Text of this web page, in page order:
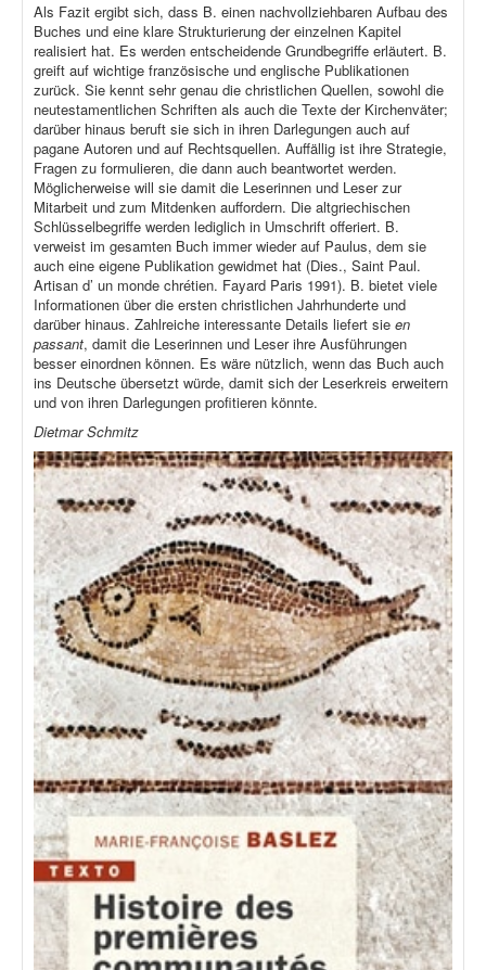
Als Fazit ergibt sich, dass B. einen nachvollziehbaren Aufbau des
Buches und eine klare Strukturierung der einzelnen Kapitel
realisiert hat. Es werden entscheidende Grundbegriffe erläutert. B.
greift auf wichtige französische und englische Publikationen
zurück. Sie kennt sehr genau die christlichen Quellen, sowohl die
neutestamentlichen Schriften als auch die Texte der Kirchenväter;
darüber hinaus beruft sie sich in ihren Darlegungen auch auf
pagane Autoren und auf Rechtsquellen. Auffällig ist ihre Strategie,
Fragen zu formulieren, die dann auch beantwortet werden.
Möglicherweise will sie damit die Leserinnen und Leser zur
Mitarbeit und zum Mitdenken auffordern. Die altgriechischen
Schlüsselbegriffe werden lediglich in Umschrift offeriert. B.
verweist im gesamten Buch immer wieder auf Paulus, dem sie
auch eine eigene Publikation gewidmet hat (Dies., Saint Paul.
Artisan d’ un monde chrétien. Fayard Paris 1991). B. bietet viele
Informationen über die ersten christlichen Jahrhunderte und
darüber hinaus. Zahlreiche interessante Details liefert sie en
passant, damit die Leserinnen und Leser ihre Ausführungen
besser einordnen können. Es wäre nützlich, wenn das Buch auch
ins Deutsche übersetzt würde, damit sich der Leserkreis erweitern
und von ihren Darlegungen profitieren könnte.
Dietmar Schmitz